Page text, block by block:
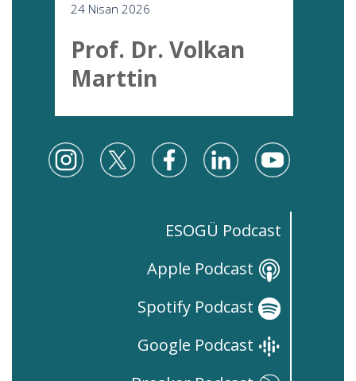
24 Nisan 2026
Prof. Dr. Volkan
Marttin
ESOGÜ Podcast
Apple Podcast
Spotify Podcast
Google Podcast